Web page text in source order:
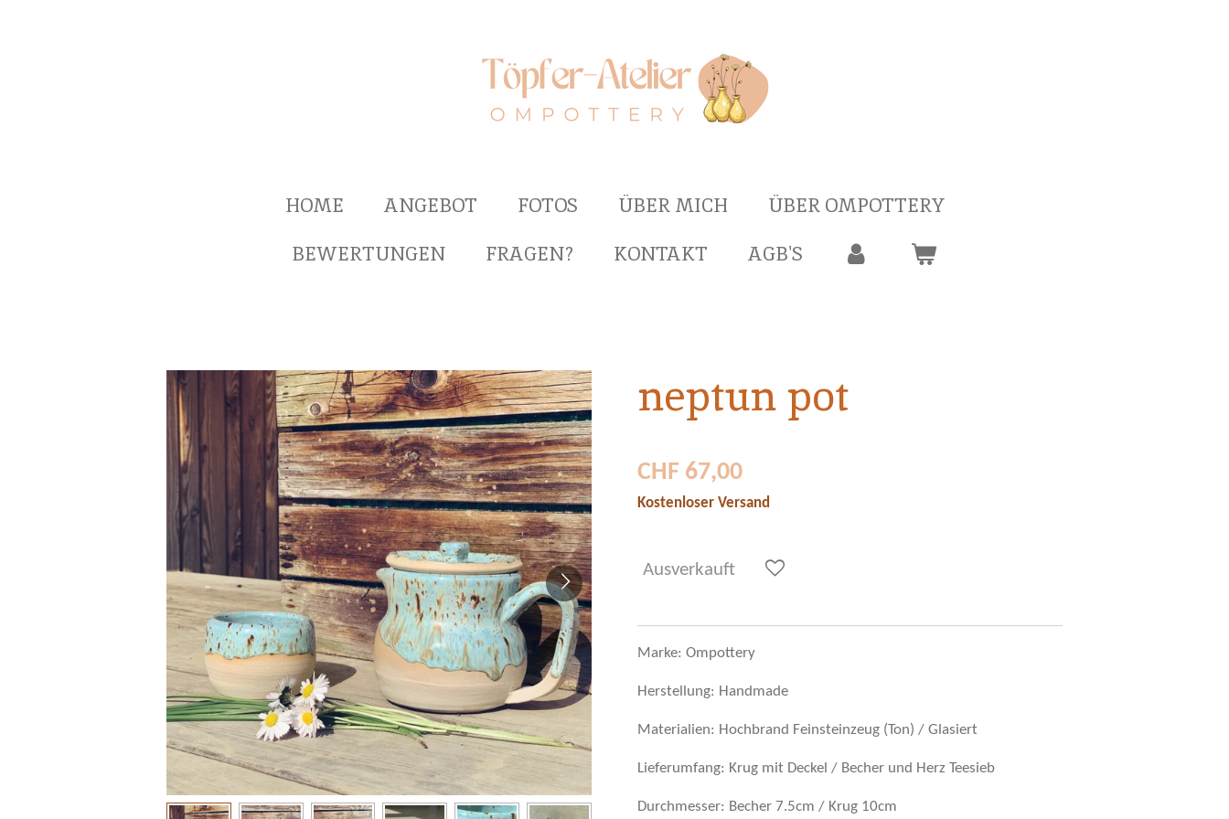
HOME ANGEBOT FOTOS ÜBER MICH
ÜBER OMPOTTERY
BEWERTUNGEN
FRAGEN? KONTAKT AGB'S
neptun pot
CHF 67,00
Kostenloser Versand
Ausverkauft
Marke: Ompottery
Herstellung: Handmade
Materialien: Hochbrand Feinsteinzeug (Ton) / Glasiert
Lieferumfang: Krug mit Deckel / Becher und Herz Teesieb
Durchmesser: Becher 7.5cm / Krug 10cm